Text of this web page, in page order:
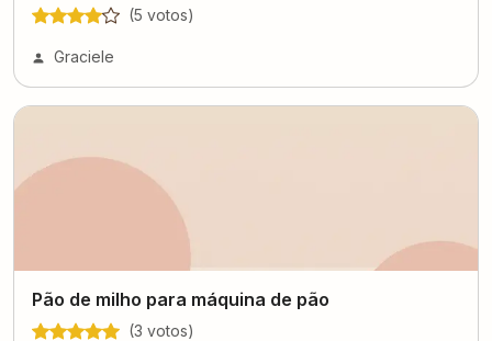
(5 votos)
Graciele
Pão de milho para máquina de pão
(3 votos)